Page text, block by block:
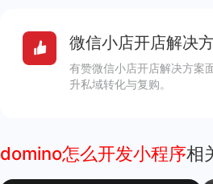
微信小店开店解决
有赞微信小店开店解决方案
升私域转化与复购。
domino怎么开发小程序相